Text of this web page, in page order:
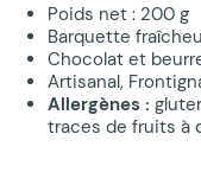
Poids net : 200 g
Barquette
Chocolat et
Artisanal,
Allergènes :
traces de fruits à